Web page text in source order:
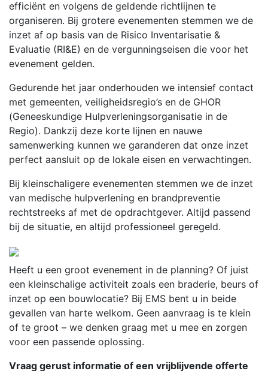
efficiënt en volgens de geldende richtlijnen te
organiseren. Bij grotere evenementen stemmen we de
inzet af op basis van de Risico Inventarisatie &
Evaluatie (RI&E) en de vergunningseisen die voor het
evenement gelden.
Gedurende het jaar onderhouden we intensief contact
met gemeenten, veiligheidsregio’s en de GHOR
(Geneeskundige Hulpverleningsorganisatie in de
Regio). Dankzij deze korte lijnen en nauwe
samenwerking kunnen we garanderen dat onze inzet
perfect aansluit op de lokale eisen en verwachtingen.
Bij kleinschaligere evenementen stemmen we de inzet
van medische hulpverlening en brandpreventie
rechtstreeks af met de opdrachtgever. Altijd passend
bij de situatie, en altijd professioneel geregeld.
Heeft u een groot evenement in de planning? Of juist
een kleinschalige activiteit zoals een braderie, beurs of
inzet op een bouwlocatie? Bij EMS bent u in beide
gevallen van harte welkom. Geen aanvraag is te klein
of te groot – we denken graag met u mee en zorgen
voor een passende oplossing.
Vraag gerust informatie of een vrijblijvende offerte